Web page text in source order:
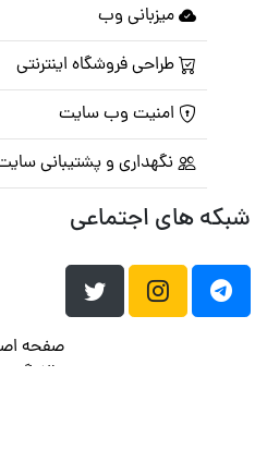
میزبانی وب
طراحی فروشگاه اینترنتی
امنیت وب سایت
نگهداری و پشتیبانی
شبکه های اجتماعی
صفحه
تالار